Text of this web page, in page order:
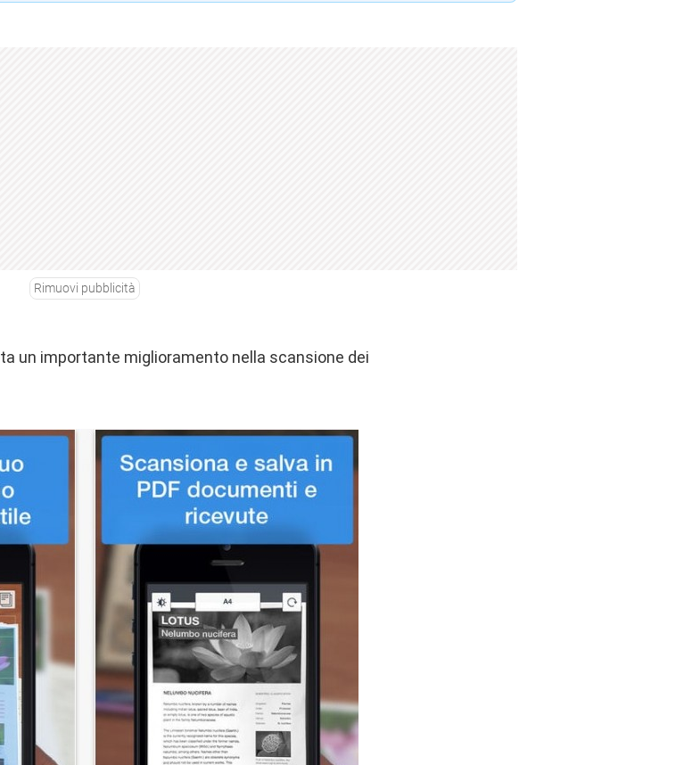
Rimuovi pubblicità
un importante miglioramento nella scansione dei